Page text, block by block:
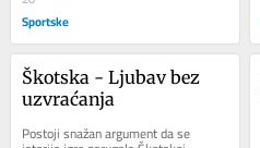
Sportske
Škotska - Ljubav bez
uzvraćanja
Postoji snažan argument da se